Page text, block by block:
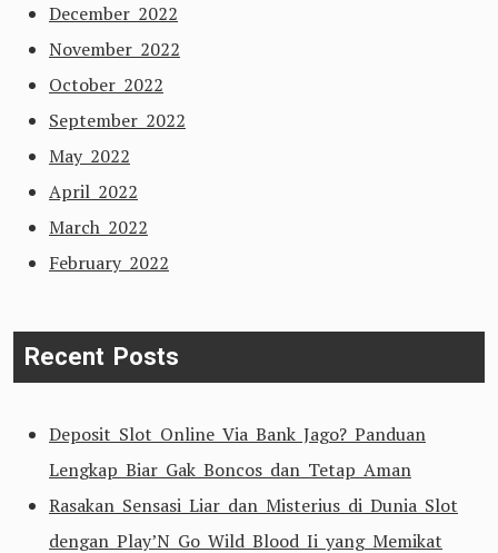
December 2022
November 2022
October 2022
September 2022
May 2022
April 2022
March 2022
February 2022
Recent Posts
Deposit Slot Online Via Bank Jago? Panduan
Lengkap Biar Gak Boncos dan Tetap Aman
Rasakan Sensasi Liar dan Misterius di Dunia Slot
dengan Play’N Go Wild Blood Ii yang Memikat